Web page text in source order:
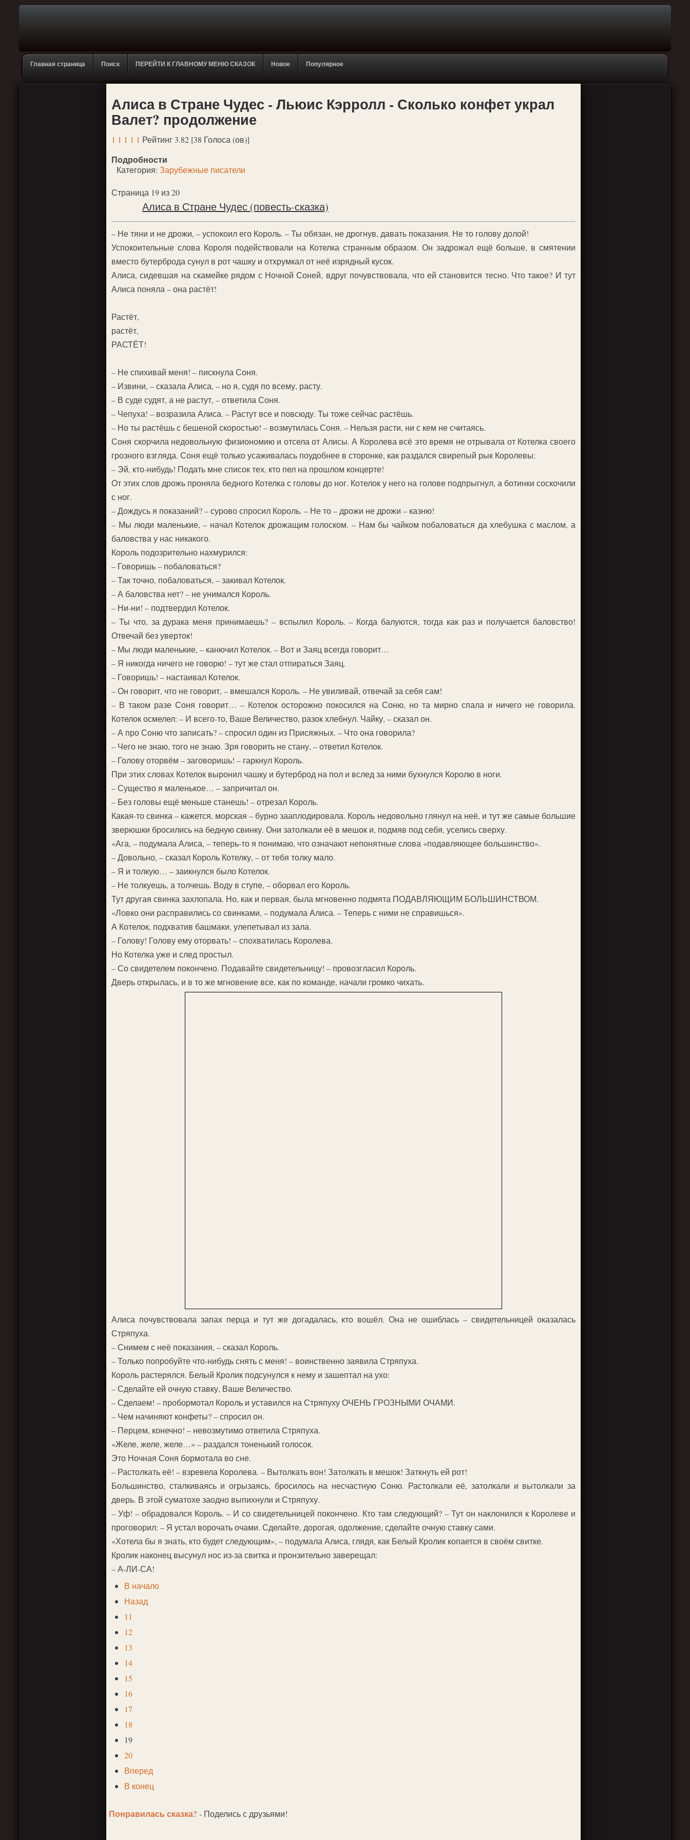
Главная страница Поиск ПЕРЕЙТИ К ГЛАВНОМУ МЕНЮ СКАЗОК Новое Популярное
Алиса в Стране Чудес - Льюис Кэрролл - Сколько конфет украл
Валет? продолжение
1 1 1 1 1 Рейтинг 3.82 [38 Голоса (ов)]
Подробности
Категория: Зарубежные писатели
Страница 19 из 20
Алиса в Стране Чудес (повесть-сказка)
– Не тяни и не дрожи, – успокоил его Король. – Ты обязан, не дрогнув, давать показания. Не то голову долой!
Успокоительные слова Короля подействовали на Котелка странным образом. Он задрожал ещё больше, в смятении
вместо бутерброда сунул в рот чашку и отхрумкал от неё изрядный кусок.
Алиса, сидевшая на скамейке рядом с Ночной Соней, вдруг почувствовала, что ей становится тесно. Что такое? И тут
Алиса поняла – она растёт!
Растёт,
растёт,
РАСТЁТ!
– Не спихивай меня! – пискнула Соня.
– Извини, – сказала Алиса, – но я, судя по всему, расту.
– В суде судят, а не растут, – ответила Соня.
– Чепуха! – возразила Алиса. – Растут все и повсюду. Ты тоже сейчас растёшь.
– Но ты растёшь с бешеной скоростью! – возмутилась Соня. – Нельзя расти, ни с кем не считаясь.
Соня скорчила недовольную физиономию и отсела от Алисы. А Королева всё это время не отрывала от Котелка своего
грозного взгляда. Соня ещё только усаживалась поудобнее в сторонке, как раздался свирепый рык Королевы:
– Эй, кто-нибудь! Подать мне список тех, кто пел на прошлом концерте!
От этих слов дрожь проняла бедного Котелка с головы до ног. Котелок у него на голове подпрыгнул, а ботинки соскочили
с ног.
– Дождусь я показаний? – сурово спросил Король. – Не то – дрожи не дрожи – казню!
– Мы люди маленькие, – начал Котелок дрожащим голоском. – Нам бы чайком побаловаться да хлебушка с маслом, а
баловства у нас никакого.
Король подозрительно нахмурился:
– Говоришь – побаловаться?
– Так точно, побаловаться, – закивал Котелок.
– А баловства нет? – не унимался Король.
– Ни-ни! – подтвердил Котелок.
– Ты что, за дурака меня принимаешь? – вспылил Король. – Когда балуются, тогда как раз и получается баловство!
Отвечай без уверток!
– Мы люди маленькие, – канючил Котелок. – Вот и Заяц всегда говорит…
– Я никогда ничего не говорю! – тут же стал отпираться Заяц.
– Говоришь! – настаивал Котелок.
– Он говорит, что не говорит, – вмешался Король. – Не увиливай, отвечай за себя сам!
– В таком разе Соня говорит… – Котелок осторожно покосился на Соню, но та мирно спала и ничего не говорила.
Котелок осмелел: – И всего-то, Ваше Величество, разок хлебнул. Чайку, – сказал он.
– А про Соню что записать? – спросил один из Присяжных. – Что она говорила?
– Чего не знаю, того не знаю. Зря говорить не стану, – ответил Котелок.
– Голову оторвём – заговоришь! – гаркнул Король.
При этих словах Котелок выронил чашку и бутерброд на пол и вслед за ними бухнулся Королю в ноги.
– Существо я маленькое… – запричитал он.
– Без головы ещё меньше станешь! – отрезал Король.
Какая-то свинка – кажется, морская – бурно зааплодировала. Король недовольно глянул на неё, и тут же самые большие
зверюшки бросились на бедную свинку. Они затолкали её в мешок и, подмяв под себя, уселись сверху.
«Ага, – подумала Алиса, – теперь-то я понимаю, что означают непонятные слова «подавляющее большинство».
– Довольно, – сказал Король Котелку, – от тебя толку мало.
– Я и толкую… – заикнулся было Котелок.
– Не толкуешь, а толчешь. Воду в ступе, – оборвал его Король.
Тут другая свинка захлопала. Но, как и первая, была мгновенно подмята ПОДАВЛЯЮЩИМ БОЛЬШИНСТВОМ.
«Ловко они расправились со свинками, – подумала Алиса. – Теперь с ними не справишься».
А Котелок, подхватив башмаки, улепетывал из зала.
– Голову! Голову ему оторвать! – спохватилась Королева.
Но Котелка уже и след простыл.
– Со свидетелем покончено. Подавайте свидетельницу! – провозгласил Король.
Дверь открылась, и в то же мгновение все, как по команде, начали громко чихать.
Алиса почувствовала запах перца и тут же догадалась, кто вошёл. Она не ошиблась – свидетельницей оказалась
Стряпуха.
– Снимем с неё показания, – сказал Король.
– Только попробуйте что-нибудь снять с меня! – воинственно заявила Стряпуха.
Король растерялся. Белый Кролик подсунулся к нему и зашептал на ухо:
– Сделайте ей очную ставку, Ваше Величество.
– Сделаем! – пробормотал Король и уставился на Стряпуху ОЧЕНЬ ГРОЗНЫМИ ОЧАМИ.
– Чем начиняют конфеты? – спросил он.
– Перцем, конечно! – невозмутимо ответила Стряпуха.
«Желе, желе, желе…» – раздался тоненький голосок.
Это Ночная Соня бормотала во сне.
– Растолкать её! – взревела Королева. – Вытолкать вон! Затолкать в мешок! Заткнуть ей рот!
Большинство, сталкиваясь и огрызаясь, бросилось на несчастную Соню. Растолкали её, затолкали и вытолкали за
дверь. В этой суматохе заодно выпихнули и Стряпуху.
– Уф! – обрадовался Король. – И со свидетельницей покончено. Кто там следующий? – Тут он наклонился к Королеве и
проговорил: – Я устал ворочать очами. Сделайте, дорогая, одолжение, сделайте очную ставку сами.
«Хотела бы я знать, кто будет следующим», – подумала Алиса, глядя, как Белый Кролик копается в своём свитке.
Кролик наконец высунул нос из-за свитка и пронзительно заверещал:
– А-ЛИ-СА!
В начало
Назад
11
12
13
14
15
16
17
18
19
20
Вперед
В конец
Понравилась сказка? - Поделись с друзьями!